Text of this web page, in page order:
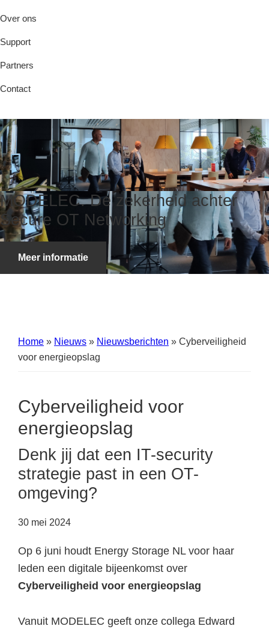
Over ons
Support
Partners
Contact
MODELEC. De zekerheid achter
Secure OT Networking
Meer informatie
Previous
Next
Home » Nieuws » Nieuwsberichten » Cyberveiligheid
voor energieopslag
Cyberveiligheid voor
energieopslag
Denk jij dat een IT-security
strategie past in een OT-
omgeving?
30 mei 2024
Op 6 juni houdt Energy Storage NL voor haar
leden een digitale bijeenkomst over
Cyberveiligheid voor energieopslag
Vanuit MODELEC geeft onze collega Edward